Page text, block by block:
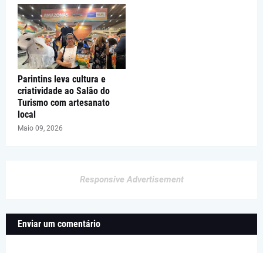
Parintins leva cultura e
criatividade ao Salão do
Turismo com artesanato
local
Maio 09, 2026
Responsive Advertisement
Enviar um comentário